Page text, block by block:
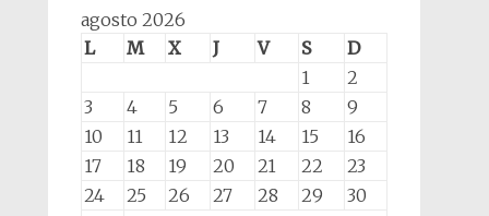
agosto 2026
L
M X J V S
D
1
2
3
4 5 6 7 8
9
10
11 12 13 14 15
16
17
18 19 20 21 22
23
24
25 26 27 28 29
30